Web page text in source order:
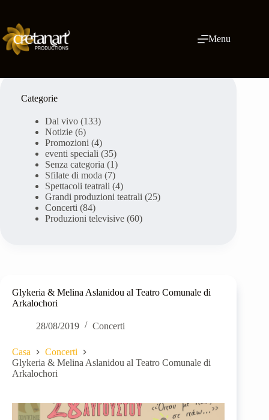
contenuto
Menu
Glykeria & Melina Aslanidou al Teatro Comunale di
Arkalochori
28/08/2019 Concerti
Casa
Concerti
Glykeria & Melina Aslanidou al Teatro Comunale di
Arkalochori
Categorie
Dal vivo (133)
Notizie (6)
Promozioni (4)
eventi speciali (35)
Senza categoria (1)
Sfilate di moda (7)
Spettacoli teatrali (4)
Grandi produzioni teatrali (25)
Concerti (84)
Produzioni televisive (60)